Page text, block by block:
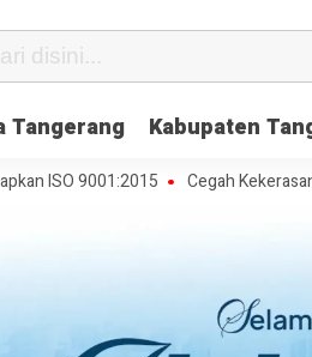
Tangerang Kabupaten
Cegah Kekerasan